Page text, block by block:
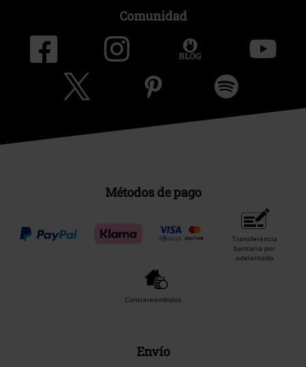
Comunidad
Métodos de pago
Transferencia
bancaria por
adelantado
Contrareembolso
Envío